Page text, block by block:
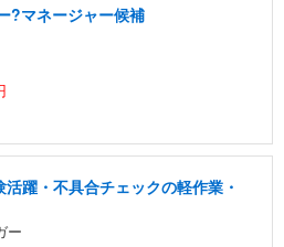
?マネージャー候補
躍・不具合チェックの軽作業・
ー